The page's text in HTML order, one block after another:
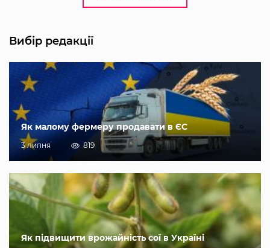
Вибір редакції
Як малому фермеру продавати в ЄС
3 липня 819
Як підвищити врожайність сої в Україні